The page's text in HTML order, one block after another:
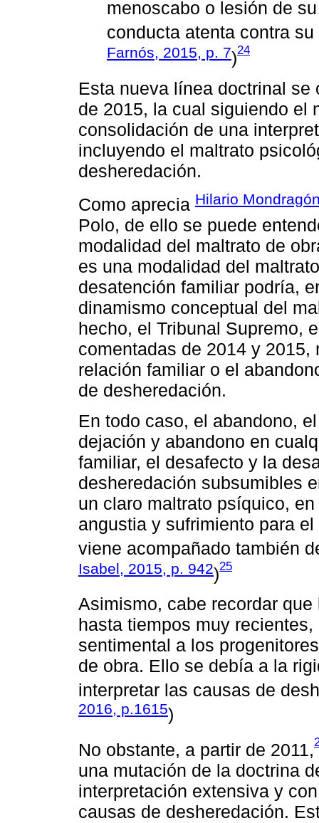
menoscabo o lesión de
conducta atenta contra
Farnós, 2015, p. 7)24
Esta nueva línea doctrinal
de 2015, la cual siguiendo el
consolidación de una
incluyendo el maltrato
desheredación.
Como aprecia Hilario
Polo, de ello se puede
modalidad del maltrato de
es una modalidad del
desatención familiar podría,
dinamismo conceptual del
hecho, el Tribunal Supremo,
comentadas de 2014 y
relación familiar o el
de desheredación.
En todo caso, el abandono,
dejación y abandono en
familiar, el desafecto y la
desheredación subsumibles
un claro maltrato psíquico,
angustia y sufrimiento para
viene acompañado también
Isabel, 2015, p. 942)25
Asimismo, cabe recordar
hasta tiempos muy
sentimental a los
de obra. Ello se debía a la
interpretar las causas de
2016, p.1615)
No obstante, a partir de 2011,
una mutación de la doctrina
interpretación extensiva y
causas de desheredación.